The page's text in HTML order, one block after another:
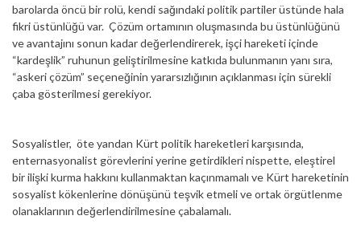
barolarda öncü bir rolü, kendi sağındaki politik partiler üstünde hala
fikri üstünlüğü var. Çözüm ortamının oluşmasında bu üstünlüğünü
ve avantajını sonun kadar değerlendirerek, işçi hareketi içinde
“kardeşlik” ruhunun geliştirilmesine katkıda bulunmanın yanı sıra,
“askeri çözüm” seçeneğinin yararsızlığının açıklanması için sürekli
çaba gösterilmesi gerekiyor.
Sosyalistler, öte yandan Kürt politik hareketleri karşısında,
enternasyonalist görevlerini yerine getirdikleri nispette, eleştirel
bir ilişki kurma hakkını kullanmaktan kaçınmamalı ve Kürt hareketinin
sosyalist kökenlerine dönüşünü teşvik etmeli ve ortak örgütlenme
olanaklarının değerlendirilmesine çabalamalı.